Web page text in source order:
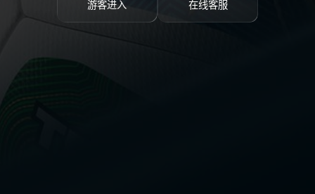
游客进入 在线客服